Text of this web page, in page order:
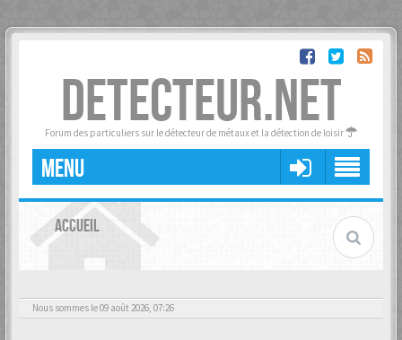
DETECTEUR.NET
Forum des particuliers sur le détecteur de métaux et la détection de loisir
MENU
ACCUEIL
Nous sommes le 09 août 2026, 07:26